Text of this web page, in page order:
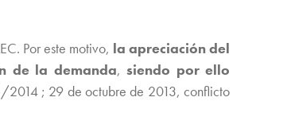
Por este motivo, la apreciación del
de la demanda,siendo por ello
2014 ; 29 de octubre de 2013, conflicto